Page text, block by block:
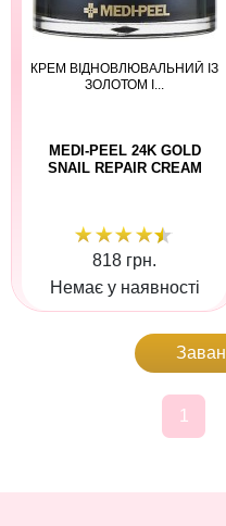
КРЕМ ВІДНОВЛЮВАЛЬНИЙ ІЗ
ЗОЛОТОМ І...
MEDI-PEEL 24K GOLD
SNAIL REPAIR CREAM
818 грн.
Немає у наявності
1